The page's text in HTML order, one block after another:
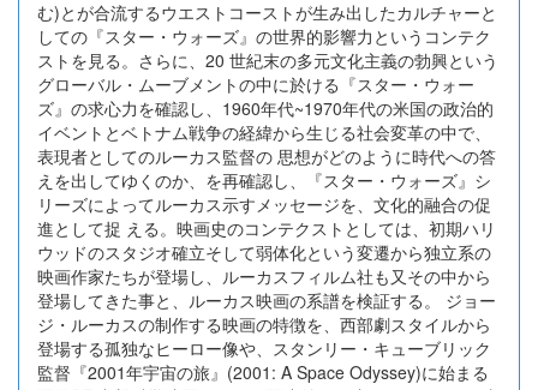
む)とが合流するウエストコーストが生み出したカルチャーと
しての『スター・ウォーズ』の世界的影響力というコンテク
ストを見る。さらに、20 世紀末の多元文化主義の勃興という
グローバル・ムーブメントの中に於ける『スター・ウォー
ズ』の求心力を確認し、1960年代~1970年代の米国の政治的
イベントとベトナム戦争の経緯から生じる社会変革の中で、
表現者としてのルーカス監督の 思想がどのように時代への答
えを出してゆくのか、を再確認し、『スター・ウォーズ』シ
リーズによってルーカス示すメッセージを、文化的融合の促
進として捉 える。映画史のコンテクストとしては、初期ハリ
ウッドのスタジオ確立そして弱体化という変遷から独立系の
映画作家たちが登場し、ルーカスフィルム社も又その中から
登場してきた事と、ルーカス映画の系譜を検証する。 ジョー
ジ・ルーカスの制作する映画の特徴を、西部劇スタイルから
登場する孤独なヒーロー像や、スタンリー・キューブリック
監督『2001年宇宙の旅』(2001: A Space Odyssey)に始まる